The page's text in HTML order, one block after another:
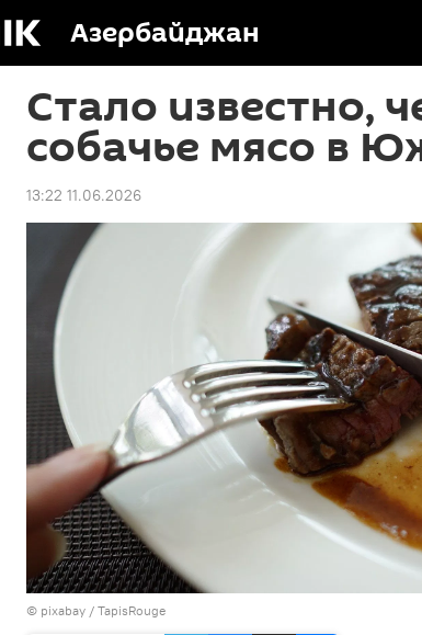
Азербайджан
Стало известно,
собачье мясо в
13:22 11.06.2026
© pixabay / TapisRouge